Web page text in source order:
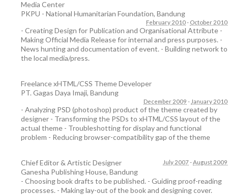
Media Center
PKPU - National Humanitarian Foundation, Bandung
February 2010- October 2010
- Creating Design for Publication and Organisational Attribute -
Making Official Media Release for internal and press purposes. -
News hunting and documentation of event. - Building network to
the local media/press.
Freelance xHTML/CSS Theme Developer
PT. Gagas Daya Imaji, Bandung
December 2009 - January 2010
- Analyzing PSD (photoshop) product of the theme created by
designer - Transforming the PSDs to xHTML/CSS layout of the
actual theme - Troubleshotting for display and functional
problem - Reducing browser-compatibility gap of the theme
Chief Editor & Artistic Designer
Ganesha Publishing House, Bandung
July 2007-August 2009
- Choosing book drafts to be published. - Guiding proof-reading
processes. - Making lay-out of the book and designing cover.